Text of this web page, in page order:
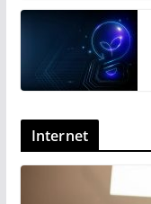
Internet